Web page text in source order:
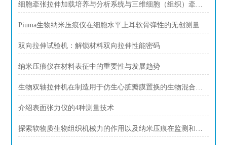
细胞牵张拉伸加载培养与分析系统与三维细胞（组织）牵引拉伸加载培养与分析
Piuma生物纳米压痕仪在细胞水平上耳软骨弹性的无创测量
双向拉伸试验机：解锁材料双向拉伸性能密码
纳米压痕仪在材料表征中的重要性与发展趋势
生物双轴拉伸机在制造用于仿生心脏瓣膜置换的生物混合支架的应用
介绍表面张力仪的4种测量技术
探索软物质生物组织机械力的作用以及纳米压痕在监测和加速愈合过程中的潜力